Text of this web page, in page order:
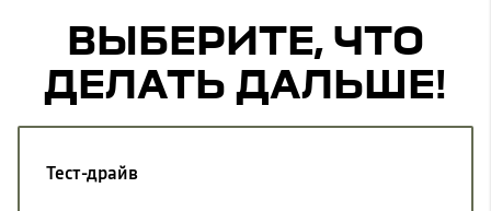
ВЫБЕРИТЕ, ЧТО
ДЕЛАТЬ ДАЛЬШЕ!
Тест-драйв